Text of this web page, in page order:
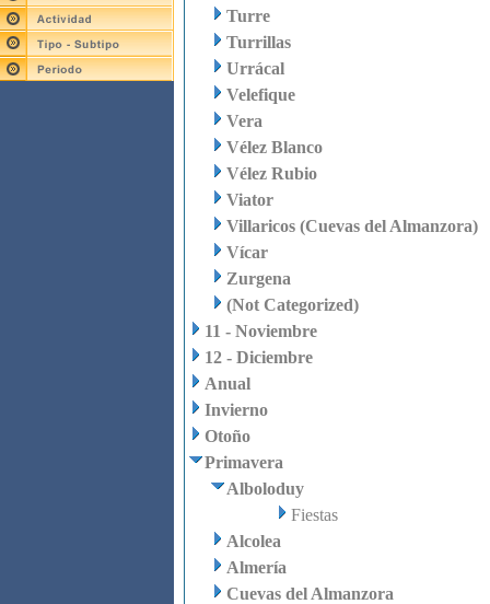
Turre
Turrillas
Urrácal
Velefique
Vera
Vélez Blanco
Vélez Rubio
Viator
Villaricos (Cuevas del Almanzora)
Vícar
Zurgena
(Not Categorized)
11 - Noviembre
12 - Diciembre
Anual
Invierno
Otoño
Primavera
Alboloduy
Fiestas
Alcolea
Almería
Cuevas del Almanzora